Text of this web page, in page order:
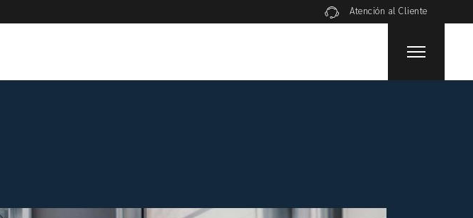
Atención al Cliente